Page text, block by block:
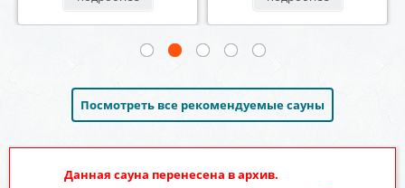
Посмотреть все рекомендуемые сауны
Данная сауна перенесена в архив.